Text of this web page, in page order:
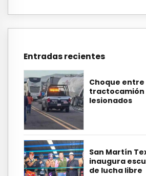
Entradas recientes
Choque
tractocamión
lesionados
San Martín
inaugura
de lucha libre